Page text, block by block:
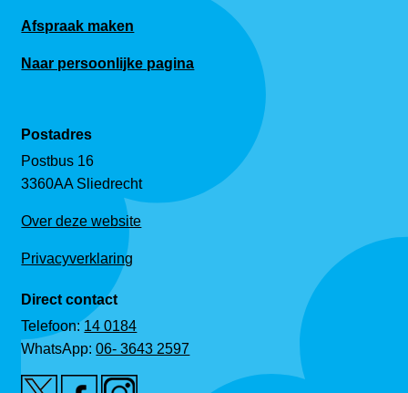
Afspraak maken
Naar persoonlijke pagina
Postadres
Postbus 16
3360AA Sliedrecht
Over deze website
Privacyverklaring
Direct contact
Telefoon:14 0184
WhatsApp:06- 3643 2597